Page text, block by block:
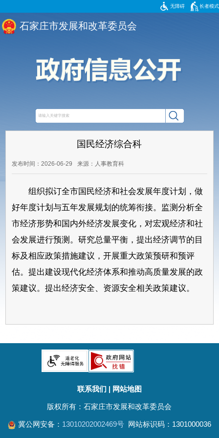
无障碍 长者模式
石家庄市发展和改革委员会
国民经济综合科
发布时间：2026-06-29 来源：人事教育科
组织拟订全市国民经济和社会发展年度计划，做
好年度计划与五年发展规划的统筹衔接。监测分析全
市经济形势和国内外经济发展变化，对宏观经济和社
会发展进行预测。研究总量平衡，提出经济调节的目
标及相应政策措施建议，开展重大政策预研和预评
估。提出建设现代化经济体系和推动高质量发展的政
策建议。提出经济安全、资源安全相关政策建议。